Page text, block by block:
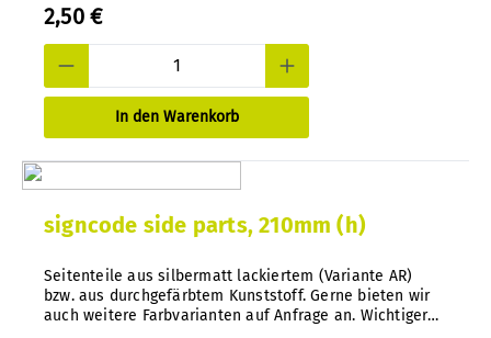
2,50 €
In den Warenkorb
signcode side parts, 210mm (h)
Seitenteile aus silbermatt lackiertem (Variante AR)
bzw. aus durchgefärbtem Kunststoff. Gerne bieten wir
auch weitere Farbvarianten auf Anfrage an. Wichtiger